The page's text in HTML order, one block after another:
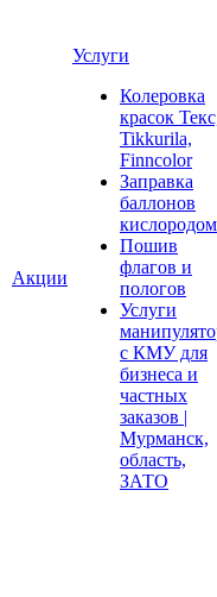
Акции
Услуги
Колеровка
красок
Tikkurila,
Finncolor
Заправка
баллонов
кислородом
Пошив
флагов и
пологов
Услуги
с КМУ для
бизнеса и
частных
заказов |
Мурманск,
область,
ЗАТО